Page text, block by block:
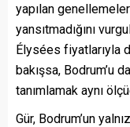
yapılan
yansıtmadığını
Élysées fiyatlarıyla
bakışsa, Bodrum’u
tanımlamak aynı
Gür, Bodrum’un